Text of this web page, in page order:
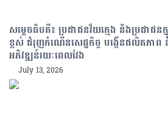
សម្ដេចធិបតី៖ ប្រជាជនវ័យក្មេង និងប្រជាជន
ខ្ពស់ ជំរុញកំណើនសេដ្ឋកិច្ច បង្កើនផលិតភាព
អភិវឌ្ឍន៍រយៈពេលវែង
July 13, 2026